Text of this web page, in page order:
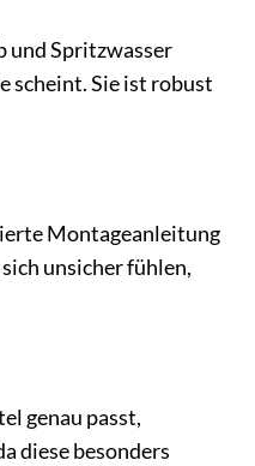
und Spritzwasser
scheint. Sie ist robust
Montageanleitung
unsicher fühlen,
genau passt,
diese besonders